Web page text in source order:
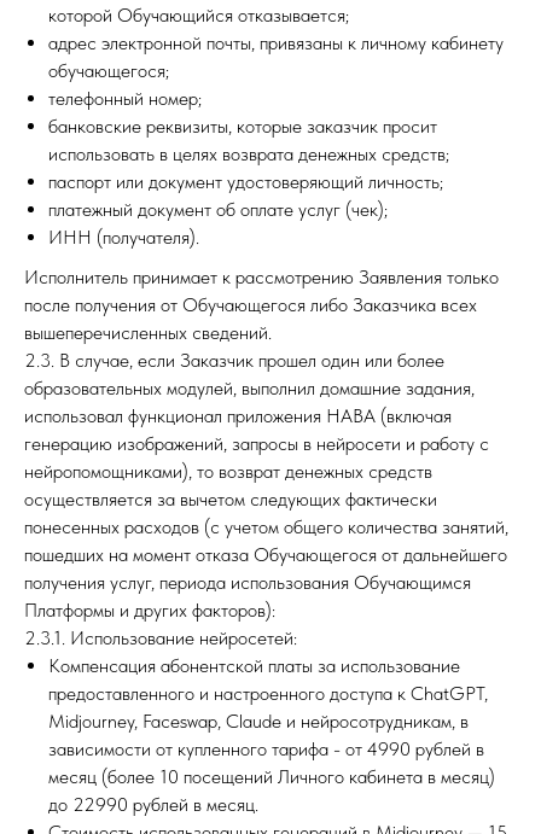
которой Обучающийся отказывается;
адрес электронной почты, привязаны к личному кабинету
обучающегося;
телефонный номер;
банковские реквизиты, которые заказчик просит
использовать в целях возврата денежных средств;
паспорт или документ удостоверяющий личность;
платежный документ об оплате услуг (чек);
ИНН (получателя).
Исполнитель принимает к рассмотрению Заявления только
после получения от Обучающегося либо Заказчика всех
вышеперечисленных сведений.
2.3. В случае, если Заказчик прошел один или более
образовательных модулей, выполнил домашние задания,
использовал функционал приложения НАВА (включая
генерацию изображений, запросы в нейросети и работу с
нейропомощниками), то возврат денежных средств
осуществляется за вычетом следующих фактически
понесенных расходов (с учетом общего количества занятий,
пошедших на момент отказа Обучающегося от дальнейшего
получения услуг, периода использования Обучающимся
Платформы и других факторов):
2.3.1. Использование нейросетей:
Компенсация абонентской платы за использование
предоставленного и настроенного доступа к ChatGPT,
Midjourney, Faceswap, Claude и нейросотрудникам, в
зависимости от купленного тарифа - от 4990 рублей в
месяц (более 10 посещений Личного кабинета в месяц)
до 22990 рублей в месяц.